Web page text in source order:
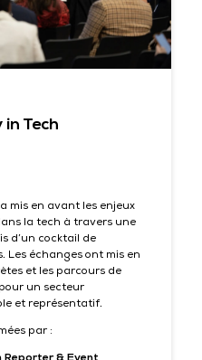
Tech
mis en avant les enjeux
la tech à travers une
d’un cocktail de
Les échanges ont mis en
et les parcours de
un secteur
et représentatif.
par :